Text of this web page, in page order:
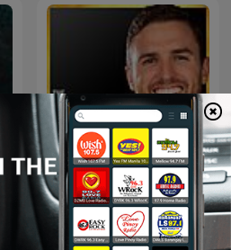
The Mindset Mentor